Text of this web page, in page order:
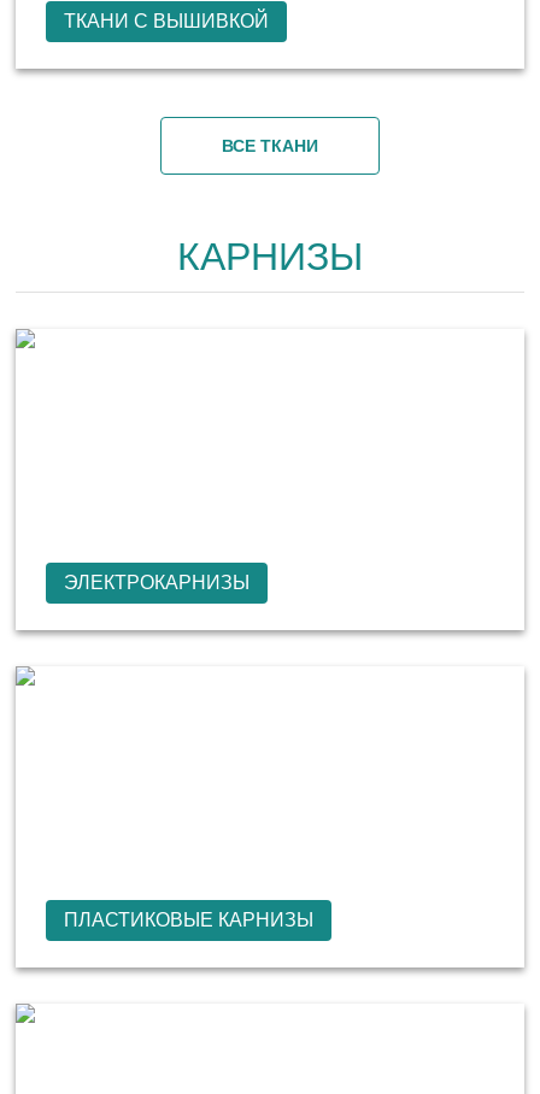
ТКАНИ С ВЫШИВКОЙ
ВСЕ ТКАНИ
КАРНИЗЫ
ЭЛЕКТРОКАРНИЗЫ
ПЛАСТИКОВЫЕ КАРНИЗЫ